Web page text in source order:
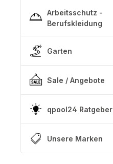
Arbeitsschutz -
Berufskleidung
Garten
Sale / Angebote
qpool24 Ratgeber
Unsere Marken